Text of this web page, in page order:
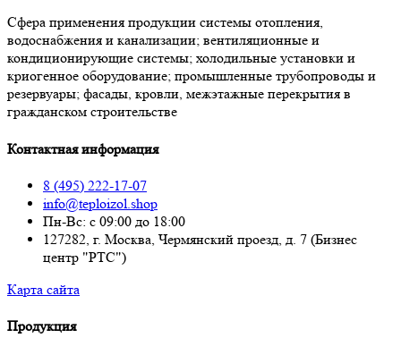
Сфера применения продукции системы отопления,
водоснабжения и канализации; вентиляционные и
кондиционирующие системы; холодильные установки и
криогенное оборудование; промышленные трубопроводы и
резервуары; фасады, кровли, межэтажные перекрытия в
гражданском строительстве
Контактная информация
8 (495) 222-17-07
info@teploizol.shop
Пн-Вс: с 09:00 до 18:00
127282, г. Москва, Чермянский проезд, д. 7 (Бизнес
центр "РТС")
Карта сайта
Продукция